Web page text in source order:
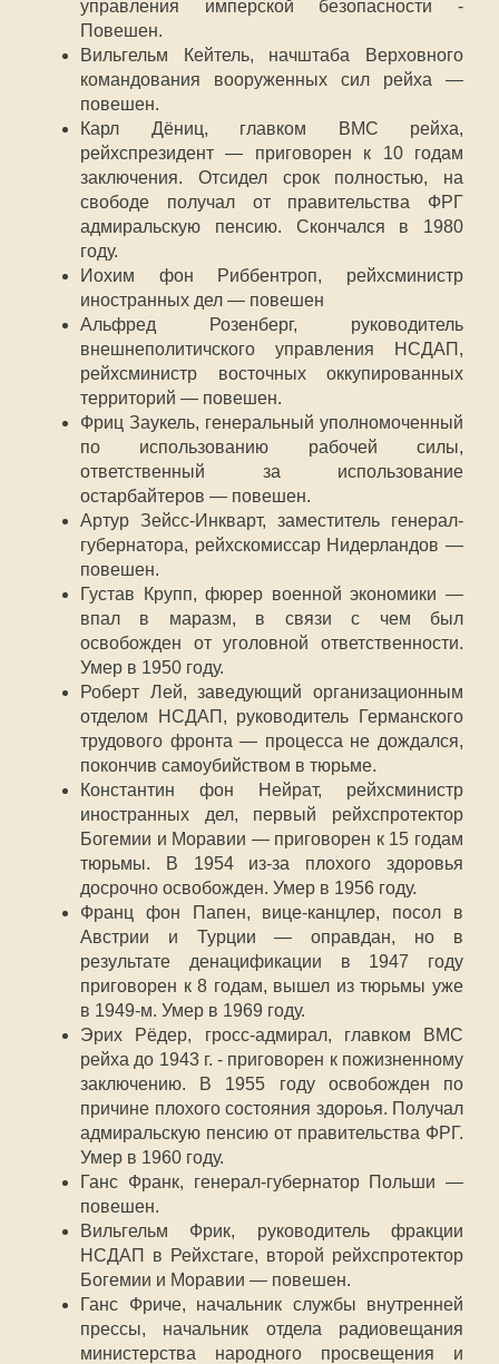
управления имперской безопасности -
Повешен.
Вильгельм Кейтель, начштаба Верховного
командования вооруженных сил рейха —
повешен.
Карл Дёниц, главком ВМС рейха,
рейхспрезидент — приговорен к 10 годам
заключения. Отсидел срок полностью, на
свободе получал от правительства ФРГ
адмиральскую пенсию. Скончался в 1980
году.
Иохим фон Риббентроп, рейхсминистр
иностранных дел — повешен
Альфред Розенберг, руководитель
внешнеполитичского управления НСДАП,
рейхсминистр восточных оккупированных
территорий — повешен.
Фриц Заукель, генеральный уполномоченный
по использованию рабочей силы,
ответственный за использование
остарбайтеров — повешен.
Артур Зейсс-Инкварт, заместитель генерал-
губернатора, рейхскомиссар Нидерландов —
повешен.
Густав Крупп, фюрер военной экономики —
впал в маразм, в связи с чем был
освобожден от уголовной ответственности.
Умер в 1950 году.
Роберт Лей, заведующий организационным
отделом НСДАП, руководитель Германского
трудового фронта — процесса не дождался,
покончив самоубийством в тюрьме.
Константин фон Нейрат, рейхсминистр
иностранных дел, первый рейхспротектор
Богемии и Моравии — приговорен к 15 годам
тюрьмы. В 1954 из-за плохого здоровья
досрочно освобожден. Умер в 1956 году.
Франц фон Папен, вице-канцлер, посол в
Австрии и Турции — оправдан, но в
результате денацификации в 1947 году
приговорен к 8 годам, вышел из тюрьмы уже
в 1949-м. Умер в 1969 году.
Эрих Рёдер, гросс-адмирал, главком ВМС
рейха до 1943 г. - приговорен к пожизненному
заключению. В 1955 году освобожден по
причине плохого состояния здороья. Получал
адмиральскую пенсию от правительства ФРГ.
Умер в 1960 году.
Ганс Франк, генерал-губернатор Польши —
повешен.
Вильгельм Фрик, руководитель фракции
НСДАП в Рейхстаге, второй рейхспротектор
Богемии и Моравии — повешен.
Ганс Фриче, начальник службы внутренней
прессы, начальник отдела радиовещания
министерства народного просвещения и